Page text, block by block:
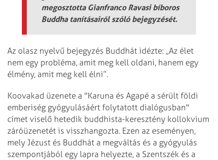
megosztotta Gianfranco Ravasi bíboros
Buddha tanításairól szóló bejegyzését.
Az olasz nyelvű bejegyzés Buddhát idézte: „Az élet
nem egy probléma, amit meg kell oldani, hanem egy
élmény, amit meg kell élni”.
Koovakad üzenete a "Karuna és Agapé a sérült földi
emberiség gyógyulásáért folytatott dialógusban"
címet viselő hetedik buddhista-keresztény kollokvium
záróüzenetét is visszhangozta. Ezen az eseményen,
mely Jézust és Buddhát a megváltás és a gyógyulás
szempontjából egy lapra helyezte, a Szentszék és a